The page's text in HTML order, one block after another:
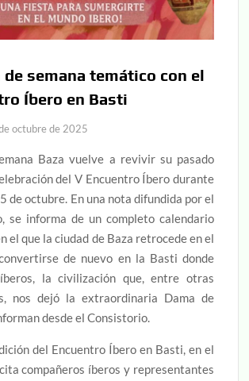
de semana temático con el
Íbero en Basti
octubre de 2025
Baza vuelve a revivir su pasado
del V Encuentro Íbero durante
de octubre. En una nota difundida por el
se informa de un completo calendario
el que la ciudad de Baza retrocede en el
de nuevo en la Basti donde
la civilización que, entre otras
nos dejó la extraordinaria Dama de
desde el Consistorio.
del Encuentro Íbero en Basti, en el
compañeros íberos y representantes